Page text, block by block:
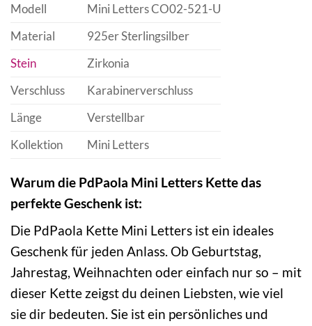
Modell
Mini Letters CO02-521-U
Material
925er Sterlingsilber
Stein
Zirkonia
Verschluss
Karabinerverschluss
Länge
Verstellbar
Kollektion
Mini Letters
Warum die PdPaola Mini Letters Kette das
perfekte Geschenk ist:
Die PdPaola Kette Mini Letters ist ein ideales
Geschenk für jeden Anlass. Ob Geburtstag,
Jahrestag, Weihnachten oder einfach nur so – mit
dieser Kette zeigst du deinen Liebsten, wie viel
sie dir bedeuten. Sie ist ein persönliches und